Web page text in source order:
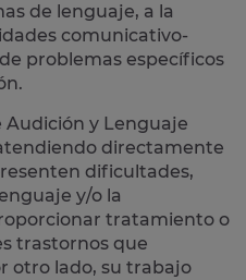
de lenguaje, a la
comunicativo-
problemas específicos
Audición y Lenguaje
directamente
dificultades,
y/o la
tratamiento o
trastornos que
otro lado, su trabajo